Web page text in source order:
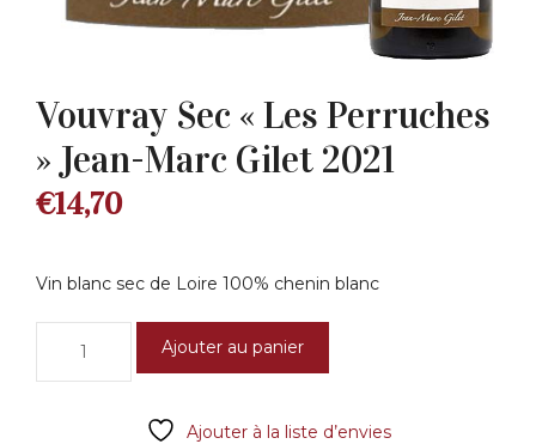
Vouvray Sec « Les Perruches
» Jean-Marc Gilet 2021
€14,70
Vin blanc sec de Loire 100% chenin blanc
Vouvray
Ajouter au panier
Ajouter à la liste d’envies